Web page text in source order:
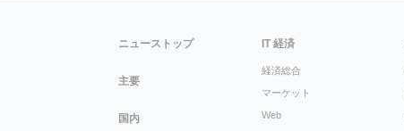
ニューストップ
主要
国内
IT 経済
経済総合
マーケット
Web